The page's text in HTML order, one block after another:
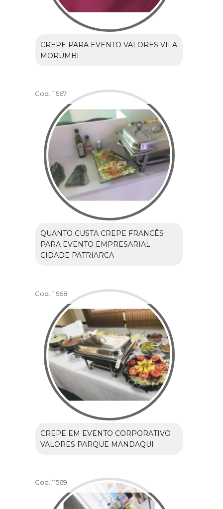
CREPE PARA EVENTO VALORES VILA
MORUMBI
Cod.:11567
QUANTO CUSTA CREPE FRANCÊS
PARA EVENTO EMPRESARIAL
CIDADE PATRIARCA
Cod.:11568
CREPE EM EVENTO CORPORATIVO
VALORES PARQUE MANDAQUI
Cod.:11569